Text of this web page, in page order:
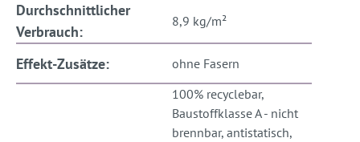
Durchschnittlicher
Verbrauch:
8,9 kg/m²
Effekt-Zusätze: ohne Fasern
100% recyclebar,
Baustoffklasse A - nicht
brennbar, antistatisch,